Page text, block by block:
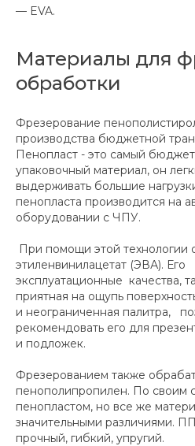
— EVA.
Материалы для
обработки
Фрезерование
производства бюджетной
Пенопласт - это самый
упаковочный материал, он
выдерживать большие
пенопласта производится на
оборудовании с ЧПУ.
При помощи этой технологии
этиленвинилацетат (ЭВА). Его
эксплуатационные качества,
приятная на ощупь
и неограниченная палитра,
рекомендовать его для
и подложек.
Фрезерованием также
пенополипропилен. По своим
пенопластом, но все же
значительными различиями.
прочный, гибкий, упругий.